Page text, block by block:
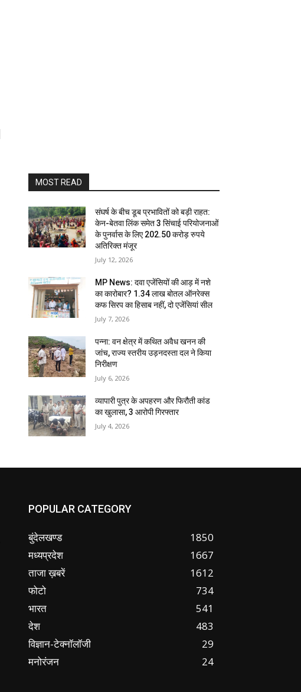
MOST READ
संघर्ष के बीच डूब प्रभावितों को बड़ी राहत:
केन-बेतवा लिंक समेत 3 सिंचाई परियोजनाओं
के पुनर्वास के लिए 202.50 करोड़ रुपये
अतिरिक्त मंजूर
July 12, 2026
MP News: दवा एजेंसियों की आड़ में नशे
का कारोबार? 1.34 लाख बोतल ऑनरेक्स
कफ सिरप का हिसाब नहीं, दो एजेंसियां सील
July 7, 2026
पन्ना: वन क्षेत्र में कथित अवैध खनन की
जांच, राज्य स्तरीय उड़नदस्ता दल ने किया
निरीक्षण
July 6, 2026
व्यापारी पुत्र के अपहरण और फिरौती कांड
का खुलासा, 3 आरोपी गिरफ्तार
July 4, 2026
POPULAR CATEGORY
बुंदेलखण्ड
1850
मध्यप्रदेश
1667
ताजा ख़बरें
1612
फोटो
734
भारत
541
देश
483
विज्ञान-टेक्नॉलॉजी
29
मनोरंजन
24